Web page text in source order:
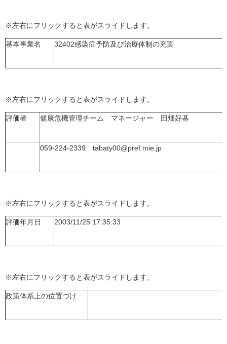
※左右にフリックすると表がスライドします。
基本事業名 32402感染症予防及び治療体制の充実
※左右にフリックすると表がスライドします。
評価者 健康危機管理チーム マネージャー 田畑好基
059-224-2339 tabaty00@pref.mie.jp
※左右にフリックすると表がスライドします。
評価年月日 2003/11/25 17:35:33
※左右にフリックすると表がスライドします。
政策体系上の位置づけ